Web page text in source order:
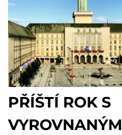
PŘÍŠTÍ ROK S
VYROVNANÝM